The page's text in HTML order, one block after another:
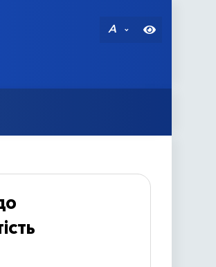
A